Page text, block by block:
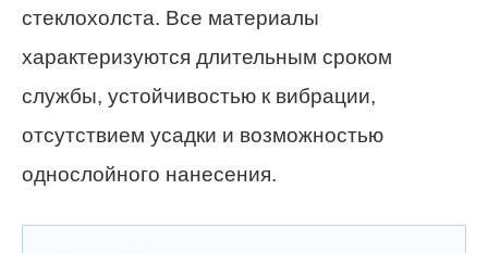
стеклохолста. Все материалы
характеризуются длительным сроком
службы, устойчивостью к вибрации,
отсутствием усадки и возможностью
однослойного нанесения.